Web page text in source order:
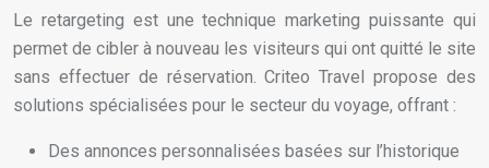
Le retargeting est une technique marketing puissante qui
permet de cibler à nouveau les visiteurs qui ont quitté le site
sans effectuer de réservation. Criteo Travel propose des
solutions spécialisées pour le secteur du voyage, offrant :
Des annonces personnalisées basées sur l’historique